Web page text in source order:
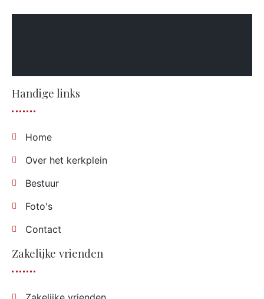
Handige links
Home
Over het kerkplein
Bestuur
Foto's
Contact
Zakelijke vrienden